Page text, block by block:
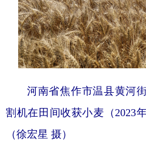
河南省焦作市温县黄河
割机在田间收获小麦（2023
（徐宏星 摄）